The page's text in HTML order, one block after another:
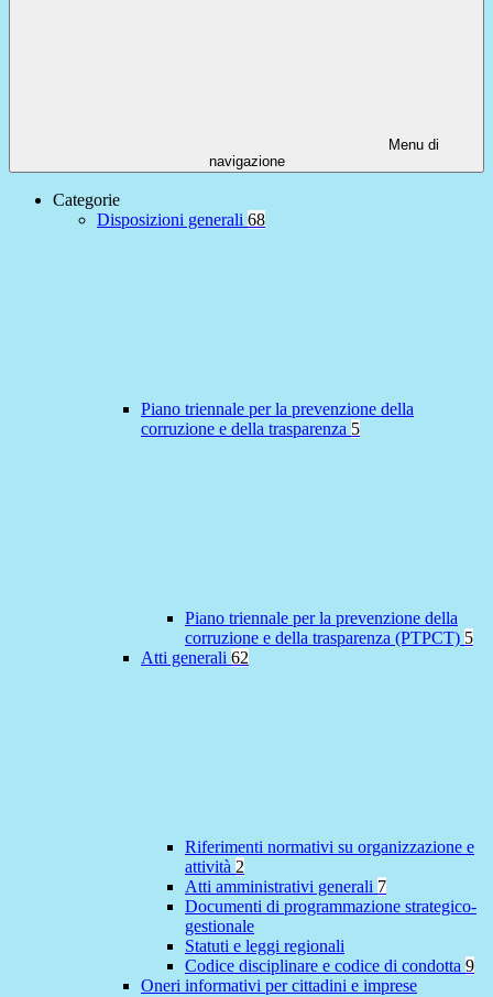
Menu di
navigazione
Categorie
Disposizioni generali 68
Piano triennale per la prevenzione della
corruzione e della trasparenza 5
Piano triennale per la prevenzione della
corruzione e della trasparenza (PTPCT) 5
Atti generali 62
Riferimenti normativi su organizzazione e
attività 2
Atti amministrativi generali 7
Documenti di programmazione strategico-
gestionale
Statuti e leggi regionali
Codice disciplinare e codice di condotta 9
Oneri informativi per cittadini e imprese